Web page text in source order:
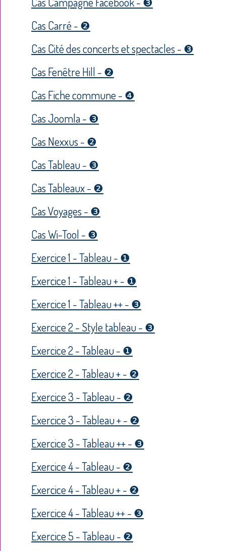
Cas Carré - ❷
Cas Cité des concerts et spectacles - ❸
Cas Fenêtre Hill - ❷
Cas Fiche commune - ❹
Cas Joomla - ❸
Cas Nexxus - ❷
Cas Tableau - ❸
Cas Tableaux - ❷
Cas Voyages - ❸
Cas Wi-Tool - ❸
Exercice 1 - Tableau - ❶
Exercice 1 - Tableau + - ❶
Exercice 1 - Tableau ++ - ❸
Exercice 2 - Style tableau - ❸
Exercice 2 - Tableau - ❶
Exercice 2 - Tableau + - ❷
Exercice 3 - Tableau - ❷
Exercice 3 - Tableau + - ❷
Exercice 3 - Tableau ++ - ❸
Exercice 4 - Tableau - ❷
Exercice 4 - Tableau + - ❷
Exercice 4 - Tableau ++ - ❸
Exercice 5 - Tableau - ❷